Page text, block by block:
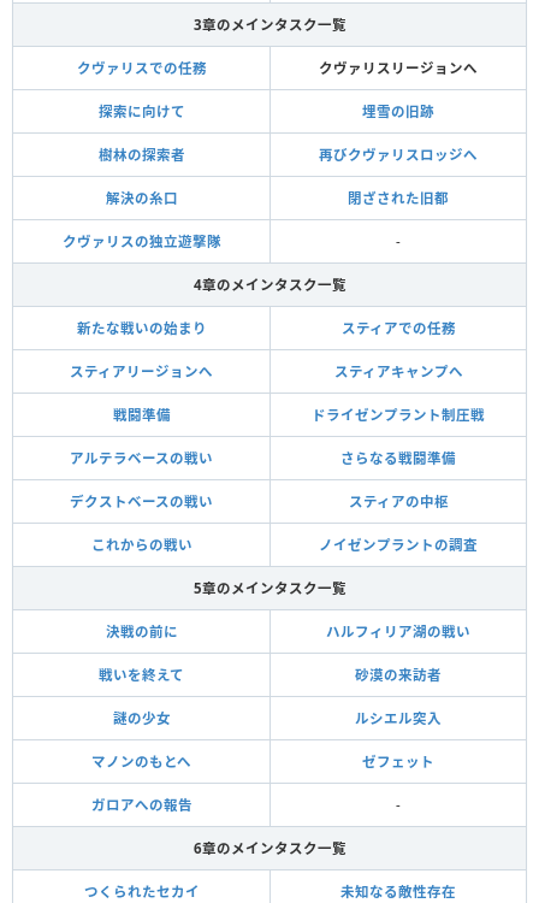
3章のメインタスク一覧
クヴァリスでの任務 クヴァリスリージョンへ
探索に向けて 埋雪の旧跡
樹林の探索者 再びクヴァリスロッジへ
解決の糸口 閉ざされた旧都
クヴァリスの独立遊撃隊 -
4章のメインタスク一覧
新たな戦いの始まり スティアでの任務
スティアリージョンへ スティアキャンプへ
戦闘準備 ドライゼンプラント制圧戦
アルテラベースの戦い さらなる戦闘準備
デクストベースの戦い スティアの中枢
これからの戦い ノイゼンプラントの調査
5章のメインタスク一覧
決戦の前に ハルフィリア湖の戦い
戦いを終えて 砂漠の来訪者
謎の少女 ルシエル突入
マノンのもとへ ゼフェット
ガロアへの報告 -
6章のメインタスク一覧
つくられたセカイ 未知なる敵性存在